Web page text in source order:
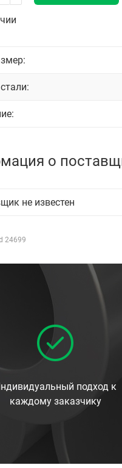
о
не известен
24699
подход к
каждому заказчику